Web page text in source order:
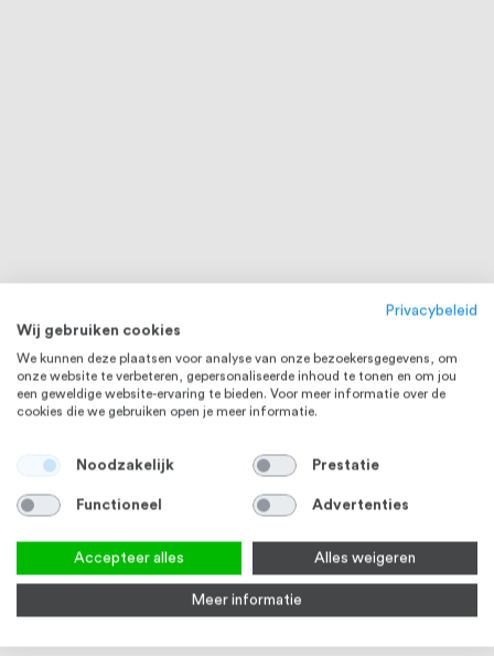
RVS 304
Privacybeleid
Wij gebruiken cookies
We kunnen deze plaatsen voor analyse van onze bezoekersgegevens, om
onze website te verbeteren, gepersonaliseerde inhoud te tonen en om jou
een geweldige website-ervaring te bieden. Voor meer informatie over de
cookies die we gebruiken open je meer informatie.
Noodzakelijk Prestatie
Functioneel Advertenties
Accepteer alles Alles weigeren
Meer informatie